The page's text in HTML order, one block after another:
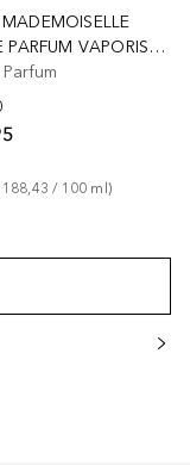
EAU DE PARFUM VAPORISATEUR
188,43 / 100 ml)